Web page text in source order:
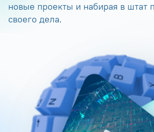
новые проекты и набирая в штат
своего дела.